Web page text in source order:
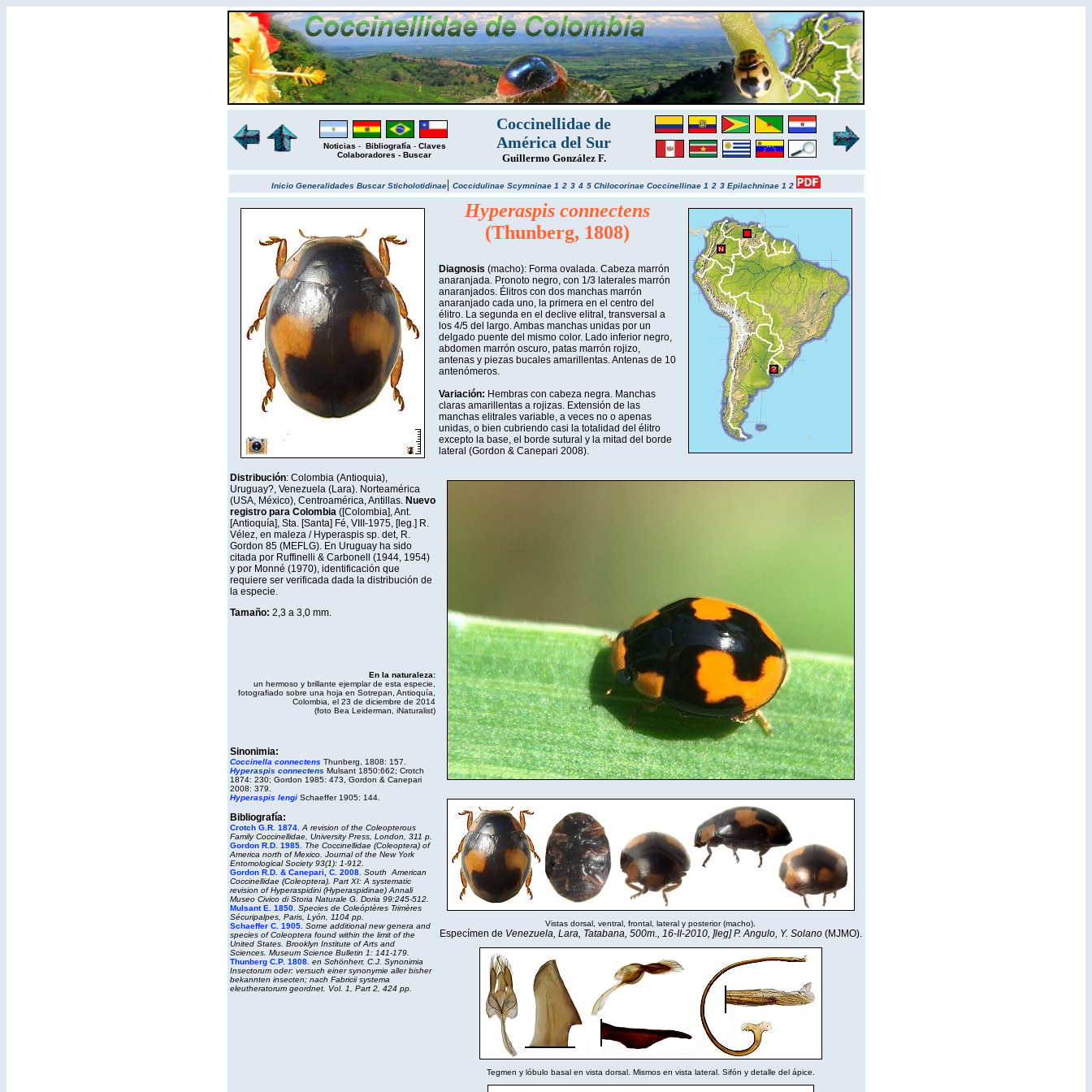
Noticias - Bibliografía - Claves
Colaboradores - Buscar
Coccinellidae de
América del Sur
Guillermo González F.
Inicio Generalidades BuscarSticholotidinae| Coccidulinae Scymninae 1 2 3 4 5 Chilocorinae Coccinellinae 1 2 3 Epilachninae 1 2
Hyperaspis connectens
(Thunberg, 1808)
Diagnosis (macho): Forma ovalada. Cabeza marrón
anaranjada. Pronoto negro, con 1/3 laterales marrón
anaranjados. Élitros con dos manchas marrón
anaranjado cada uno, la primera en el centro del
élitro. La segunda en el declive elitral, transversal a
los 4/5 del largo. Ambas manchas unidas por un
delgado puente del mismo color. Lado inferior negro,
abdomen marrón oscuro, patas marrón rojizo,
antenas y piezas bucales amarillentas. Antenas de 10
antenómeros.
Variación: Hembras con cabeza negra. Manchas
claras amarillentas a rojizas. Extensión de las
manchas elitrales variable, a veces no o apenas
unidas, o bien cubriendo casi la totalidad del élitro
excepto la base, el borde sutural y la mitad del borde
lateral (Gordon & Canepari 2008).
Distribución: Colombia (Antioquia),
Uruguay?, Venezuela (Lara). Norteamérica
(USA, México), Centroamérica, Antillas.Nuevo
registro para Colombia([Colombia], Ant.
[Antioquía], Sta. [Santa] Fé, VIII-1975, [leg.] R.
Vélez, en maleza / Hyperaspis sp. det, R.
Gordon 85 (MEFLG). En Uruguay ha sido
citada por Ruffinelli & Carbonell (1944, 1954)
y por Monné (1970), identificación que
requiere ser verificada dada la distribución de
la especie.
Tamaño: 2,3 a 3,0 mm.
En la naturaleza:
un hermoso y brillante ejemplar de esta especie,
fotografiado sobre una hoja en Sotrepan, Antioquía,
Colombia, el 23 de diciembre de 2014
(foto Bea Leiderman, iNaturalist)
Sinonimia:
Coccinella connectens Thunberg, 1808: 157.
Hyperaspis connectens Mulsant 1850:662; Crotch
1874: 230; Gordon 1985: 473, Gordon & Canepari
2008: 379.
Hyperaspis lengi Schaeffer 1905: 144.
Bibliografía:
Crotch G.R. 1874. A revision of the Coleopterous
Family Coccinellidae, University Press, London, 311 p.
Gordon R.D. 1985.
The Coccinellidae (Coleoptera) of
America north of Mexico. Journal of the New York
Entomological Society93(1): 1-912.
Gordon R.D. & Canepari, C. 2008. South American
Coccinellidae (Coleoptera). Part XI: A systematic
revision of Hyperaspidini (Hyperaspidinae) Annali
Museo Civico di Storia Naturale G. Doria 99:245-512.
Mulsant E. 1850. Species de Coleóptères Trimères
Sécuripalpes, Paris, Lyón, 1104 pp.
Schaeffer C. 1905. Some additional new genera and
species of Coleoptera found within the limit of the
United States. Brooklyn InstituteofArts and
Sciences. Museum Science Bulletin 1: 141-179.
Thunberg C.P. 1808. en Schönherr, C.J. Synonimia
Insectorum oder: versuch einer synonymie aller bisher
bekannten insecten; nach Fabricii systema
eleutheratorum geordnet. Vol. 1, Part 2, 424 pp.
Vistas dorsal, ventral, frontal, lateral y posterior (macho).
Especímen de Venezuela, Lara, Tatabana, 500m., 16-II-2010, ]leg] P. Angulo, Y. Solano (MJMO).
Tegmen y lóbulo basal en vista dorsal. Mismos en vista lateral. Sifón y detalle del ápice.